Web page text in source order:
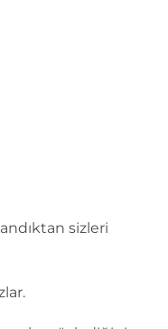
sizleri